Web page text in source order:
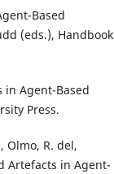
Based
(eds.), Handbook
in Agent-Based
Press.
Olmo, R. del,
Artefacts in Agent-